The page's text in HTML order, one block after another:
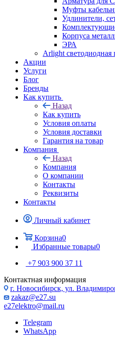
Муфты
Удлинители,
Корпуса
ЭРА
Arlight светодиодная
Акции
Услуги
Блог
Бренды
Как купить
Назад
Как купить
Условия оплаты
Условия доставки
Гарантия на товар
Компания
Назад
Компания
О компании
Контакты
Реквизиты
Контакты
Личный кабинет
Корзина0
Избранные товары0
+7 903 900 37 11
Контактная информация
г. Новосибирск, ул.
zakaz@e27.su
e27elektro@mail.ru
Telegram
WhatsApp